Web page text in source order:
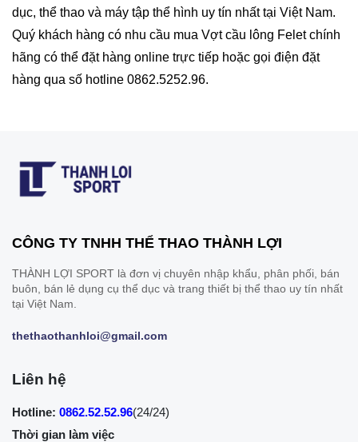
dục, thể thao và máy tập thể hình uy tín nhất tại Việt Nam.
Quý khách hàng có nhu cầu mua Vợt cầu lông Felet chính
hãng có thể đặt hàng online trực tiếp hoặc gọi điện đặt
hàng qua số hotline 0862.5252.96.
CÔNG TY TNHH THỂ THAO THÀNH LỢI
THÀNH LỢI SPORT là đơn vị chuyên nhập khẩu, phân phối, bán
buôn, bán lẻ dụng cụ thể dục và trang thiết bị thể thao uy tín nhất
tại Việt Nam.
thethaothanhloi@gmail.com
Liên hệ
Hotline: 0862.52.52.96(24/24)
Thời gian làm việc